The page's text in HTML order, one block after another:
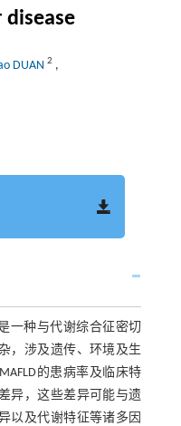
DUAN 2 ,
一种与代谢综合征密切
，涉及遗传、环境及生
的患病率及临床特
异，这些差异可能与遗
以及代谢特征等诸多因